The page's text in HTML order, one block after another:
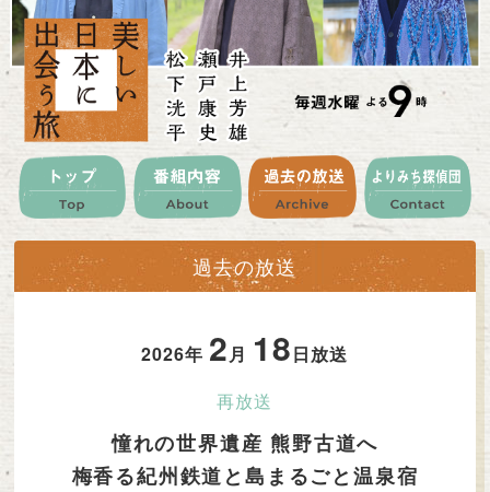
検索
視聴方法 4K放送
イベント ショッピング
公式SNS プレゼント
ご意見・ご感想 会社情報
過去の放送
2026年 2月 18日放送
再放送
憧れの世界遺産 熊野古道へ
梅香る紀州鉄道と島まるごと温泉宿